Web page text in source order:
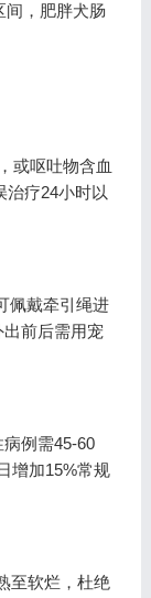
间，肥胖犬肠
或呕吐物含血
治疗24小时以
佩戴牵引绳进
前后需用宠
例需45-60
增加15%常规
至软烂，杜绝